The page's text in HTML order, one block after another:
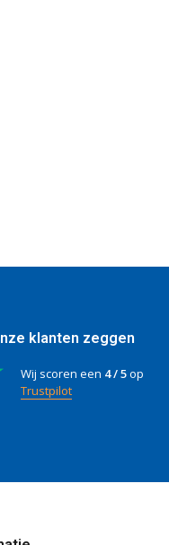
klanten zeggen
Wij scoren een 4 / 5op
Trustpilot